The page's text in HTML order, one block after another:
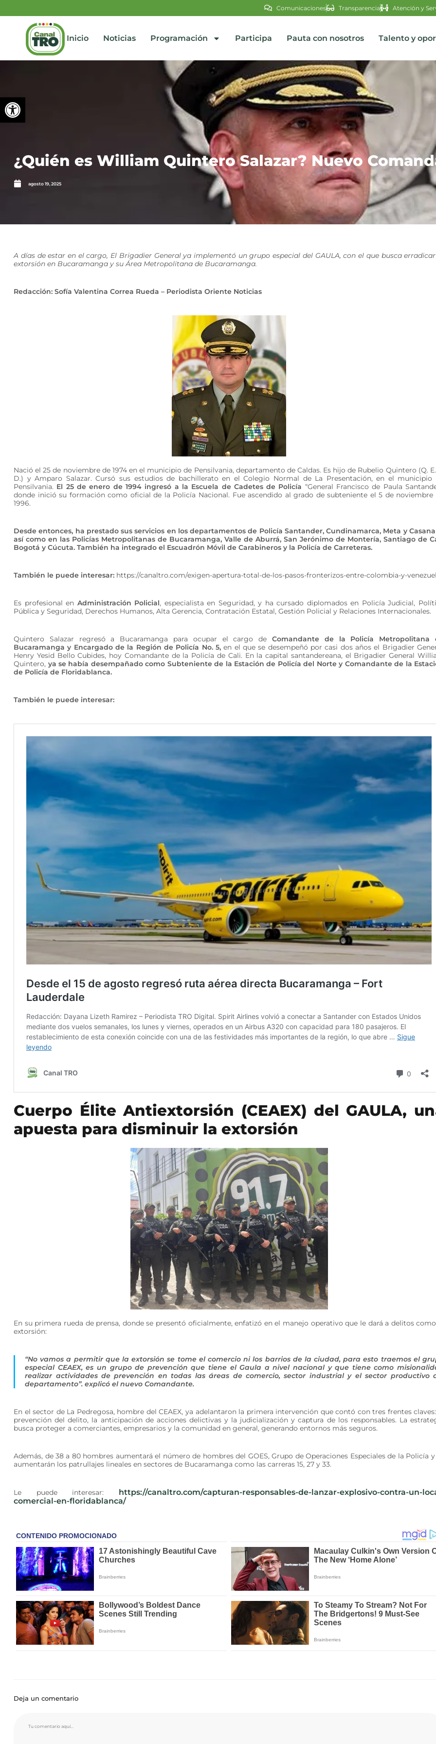
Abrir barra de herramientas
Comunicaciones Transparencia Atención y
Inicio Noticias Programación Participa Pauta con nosotros Talento y
¿Quién es William Quintero Salazar? Nuevo
agosto 19, 2025
A días de estar en el cargo, El Brigadier General ya implementó un grupo especial del GAULA, con el que busca
extorsión en Bucaramanga y su Área Metropolitana de Bucaramanga.
Redacción: Sofía Valentina Correa Rueda – Periodista Oriente Noticias
Nació el 25 de noviembre de 1974 en el municipio de Pensilvania, departamento de Caldas. Es hijo de Rubelio Quintero (Q.
D.) y Amparo Salazar. Cursó sus estudios de bachillerato en el Colegio Normal de La Presentación, en el municipio
Pensilvania. El 25 de enero de 1994 ingresó a la Escuela de Cadetes de Policía “General Francisco de Paula
donde inició su formación como oficial de la Policía Nacional. Fue ascendido al grado de subteniente el 5 de noviembre
1996.
Desde entonces, ha prestado sus servicios en los departamentos de Policía Santander, Cundinamarca, Meta y
así como en las Policías Metropolitanas de Bucaramanga, Valle de Aburrá, San Jerónimo de Montería, Santiago de
Bogotá y Cúcuta. También ha integrado el Escuadrón Móvil de Carabineros y la Policía de Carreteras.
También le puede interesar: https://canaltro.com/exigen-apertura-total-de-los-pasos-fronterizos-entre-colombia-y-
Es profesional en Administración Policial, especialista en Seguridad, y ha cursado diplomados en Policía Judicial,
Pública y Seguridad, Derechos Humanos, Alta Gerencia, Contratación Estatal, Gestión Policial y Relaciones Internacionales.
Quintero Salazar regresó a Bucaramanga para ocupar el cargo de Comandante de la Policía Metropolitana
Bucaramanga y Encargado de la Región de Policía No. 5,en el que se desempeñó por casi dos años el Brigadier
Henry Yesid Bello Cubides, hoy Comandante de la Policía de Cali. En la capital santandereana, el Brigadier General
Quintero, ya se había desempañado como Subteniente de la Estación de Policía del Norte y Comandante de la
de Policía de Floridablanca.
También le puede interesar:
Cuerpo Élite Antiextorsión (CEAEX) del GAULA,
apuesta para disminuir la extorsión
En su primera rueda de prensa, donde se presentó oficialmente, enfatizó en el manejo operativo que le dará a delitos
extorsión:
“No vamos a permitir que la extorsión se tome el comercio ni los barrios de la ciudad, para esto traemos el
especial CEAEX, es un grupo de prevención que tiene el Gaula a nivel nacional y que tiene como
realizar actividades de prevención en todas las áreas de comercio, sector industrial y el sector productivo
departamento”. explicó el nuevo Comandante.
En el sector de La Pedregosa, hombre del CEAEX, ya adelantaron la primera intervención que contó con tres frentes
prevención del delito, la anticipación de acciones delictivas y la judicialización y captura de los responsables. La
busca proteger a comerciantes, empresarios y la comunidad en general, generando entornos más seguros.
Además, de 38 a 80 hombres aumentará el número de hombres del GOES, Grupo de Operaciones Especiales de la Policía y
aumentarán los patrullajes lineales en sectores de Bucaramanga como las carreras 15, 27 y 33.
Le puede interesar: https://canaltro.com/capturan-responsables-de-lanzar-explosivo-contra-un-
comercial-en-floridablanca/
Deja un comentario